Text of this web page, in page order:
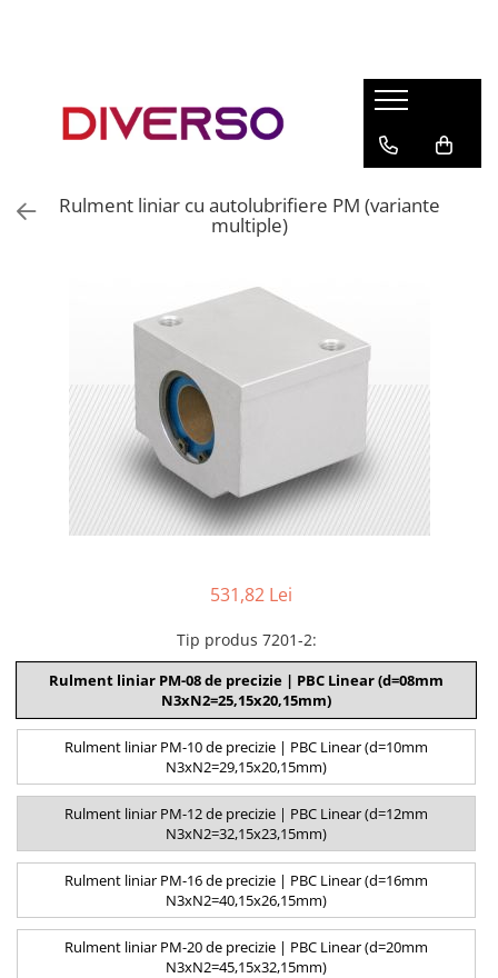
ASA
MULTIMATERIAL
Rulment liniar cu autolubrifiere PM (variante
multiple)
531,82 Lei
Tip produs 7201-2:
Rulment liniar PM-08 de precizie | PBC Linear (d=08mm
N3xN2=25,15x20,15mm)
Rulment liniar PM-10 de precizie | PBC Linear (d=10mm
N3xN2=29,15x20,15mm)
Rulment liniar PM-12 de precizie | PBC Linear (d=12mm
N3xN2=32,15x23,15mm)
Rulment liniar PM-16 de precizie | PBC Linear (d=16mm
N3xN2=40,15x26,15mm)
Rulment liniar PM-20 de precizie | PBC Linear (d=20mm
N3xN2=45,15x32,15mm)